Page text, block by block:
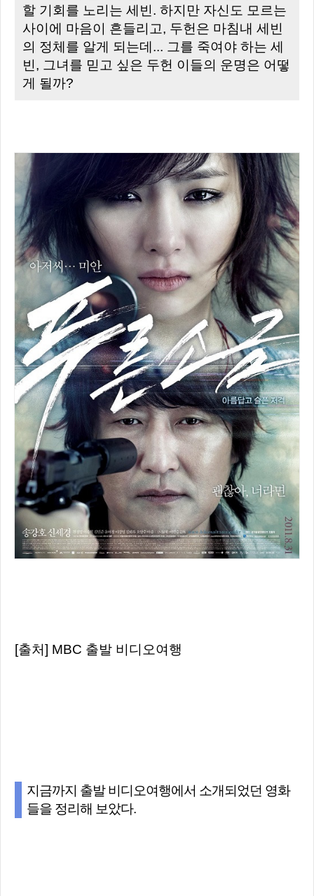
할 기회를 노리는 세빈. 하지만 자신도 모르는
사이에 마음이 흔들리고, 두헌은 마침내 세빈
의 정체를 알게 되는데... 그를 죽여야 하는 세
빈, 그녀를 믿고 싶은 두헌 이들의 운명은 어떻
게 될까?
[출처] MBC 출발 비디오여행
지금까지 출발 비디오여행에서 소개되었던 영화
들을 정리해 보았다.